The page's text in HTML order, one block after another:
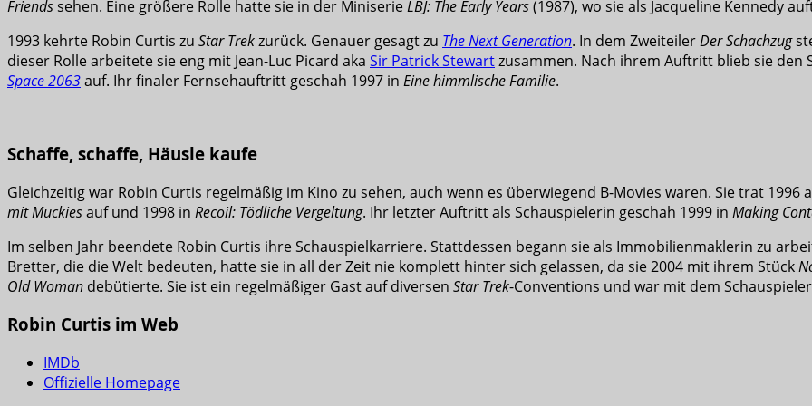
Friendssehen. Eine größere Rolle hatte sie in der MiniserieLBJ: The Early Years(1987), wo sie als Jacqueline Kennedy
1993 kehrte Robin Curtis zu Star Trekzurück. Genauer gesagt zu The Next Generation. In dem ZweiteilerDer Schachzug
dieser Rolle arbeitete sie eng mit Jean-Luc Picard aka Sir Patrick Stewartzusammen. Nach ihrem Auftritt blieb sie den
Space 2063auf. Ihr finaler Fernsehauftritt geschah 1997 in Eine himmlische Familie.
Schaffe, schaffe, Häusle kaufe
Gleichzeitig war Robin Curtis regelmäßig im Kino zu sehen, auch wenn es überwiegend B-Movies waren. Sie trat
mit Muckiesauf und 1998 in Recoil: Tödliche Vergeltung. Ihr letzter Auftritt als Schauspielerin geschah 1999 in Making
Im selben Jahr beendete Robin Curtis ihre Schauspielkarriere. Stattdessen begann sie als Immobilienmaklerin zu
Bretter, die die Welt bedeuten, hatte sie in all der Zeit nie komplett hinter sich gelassen, da sie 2004 mit ihrem Stück
Old Woman debütierte. Sie ist ein regelmäßiger Gast auf diversen Star Trek-Conventions und war mit dem
Robin Curtis im Web
IMDb
Offizielle Homepage